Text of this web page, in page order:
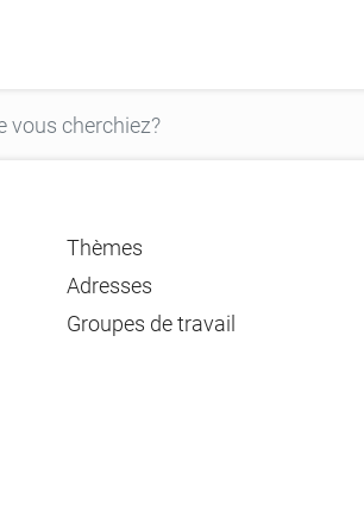
Thèmes
Adresses
Groupes de travail